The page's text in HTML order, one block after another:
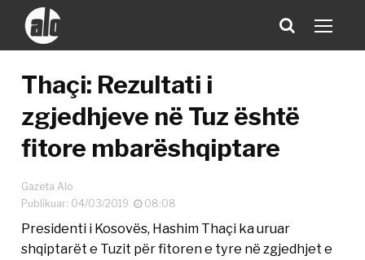
Thaçi: Rezultati i
zgjedhjeve në Tuz është
fitore mbarëshqiptare
Gazeta Alo
Publikuar: 04/03/2019
08:08
Presidenti i Kosovës, Hashim Thaçi ka uruar
shqiptarët e Tuzit për fitoren e tyre në zgjedhjet e